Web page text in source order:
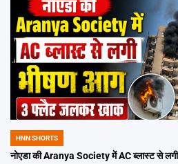
POSTED
IN
HNN SHORTS
नोएडा की Aranya Society में AC ब्लास्ट से